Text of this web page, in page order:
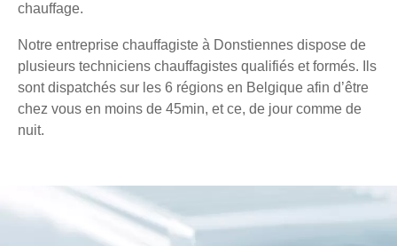
chauffage.
Notre entreprise chauffagiste à Donstiennes dispose de
plusieurs techniciens chauffagistes qualifiés et formés. Ils
sont dispatchés sur les 6 régions en Belgique afin d’être
chez vous en moins de 45min, et ce, de jour comme de
nuit.